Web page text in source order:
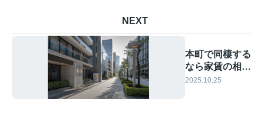
NEXT
本町で同棲する
なら家賃の相場
は？二人暮らし
2025.10.25